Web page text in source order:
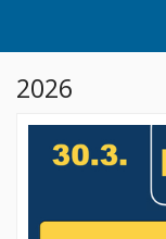
2026